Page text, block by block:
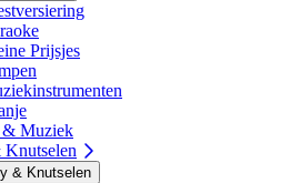
Prijsjes
& Muziek
& Knutselen